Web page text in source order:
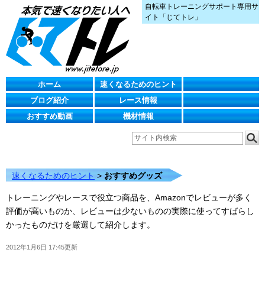
自転車トレーニングサポート専用サ
イト「じてトレ」
ホーム
速くなるためのヒント
ブログ紹介
レース情報
おすすめ動画
機材情報
速くなるためのヒント > おすすめグッズ
トレーニングやレースで役立つ商品を、Amazonでレビューが多く
評価が高いものか、レビューは少ないものの実際に使ってすばらし
かったものだけを厳選して紹介します。
2012年1月6日 17:45更新